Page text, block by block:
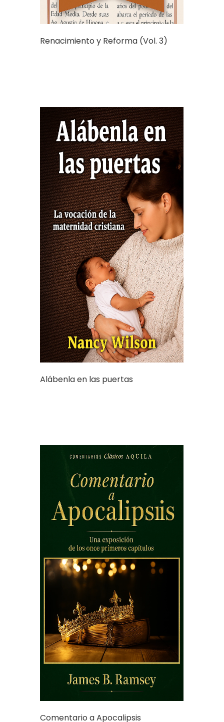
Renacimiento y Reforma (Vol. 3)
Alábenla en las puertas
Comentario a Apocalipsis